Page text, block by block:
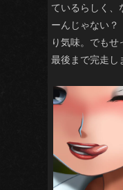
ているらしく、
ーんじゃない
り気味。でも
最後まで完走し